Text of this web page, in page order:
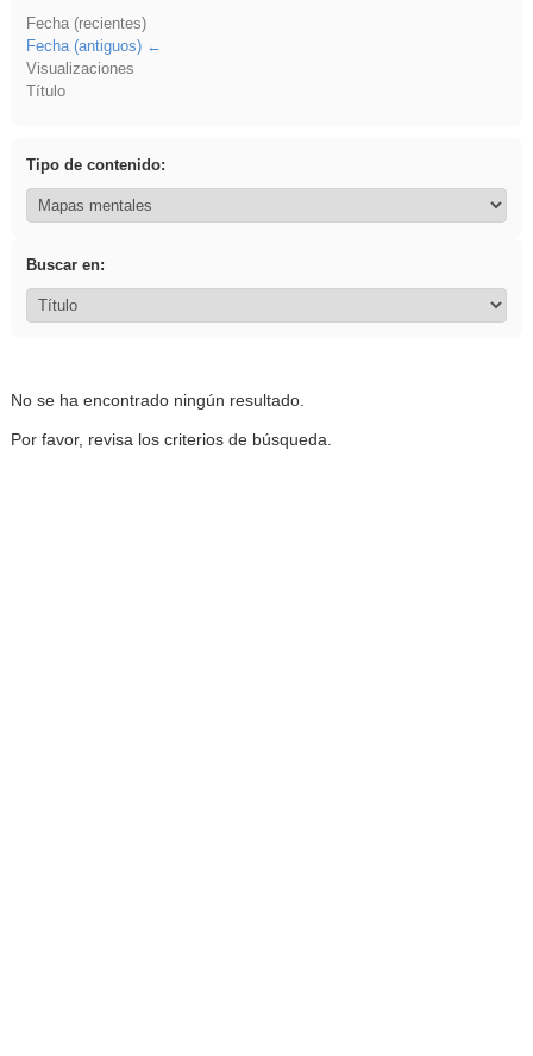
Fecha (recientes)
Fecha (antiguos)
Visualizaciones
Título
Tipo de contenido:
Buscar en:
No se ha encontrado ningún resultado.
Por favor, revisa los criterios de búsqueda.